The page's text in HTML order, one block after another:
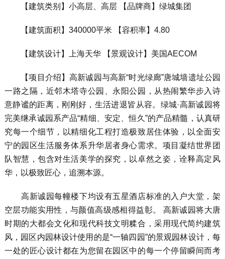
【建筑类别】小高层、高层 【品牌商】绿城集团
【建筑面积】340000平米 【容积率】4.80
【建筑设计】上海天华 【景观设计】美国AECOM
【项目介绍】高新诚园与高新“时光绿廊”唐城墙遗址公园
一路之隔，近邻木塔寺公园、永阳公园，从热闹繁华步入诗
意静谧的距离，刚刚好，生活进退皆从容。绿城·高新诚园将
完美继承诚园系产品“精细、安定、恒久”的产品精髓，认真研
究每一个细节，以精细化工程打造极致居住体验，以全面安
宁的园区生活服务体系升华居者身心需求。项目凝结世界团
队智慧，包含对生活美学的探究，以卓然之姿，诠释高定风
华，以极致匠心，追溯本源。
高新诚园每幢楼下均设有五星酒店标准的入户大堂，架
空层功能实用性，与颜值高级感相得益彰。 高新诚园将大唐
时期的大都会文化和现代科技文明糅合，采用现代简约建筑
风，园区内园林设计使用的是“一轴四园”的景观园林设计，每
一处的匠心设计都在为您留在园区中的每一个停留瞬间而考